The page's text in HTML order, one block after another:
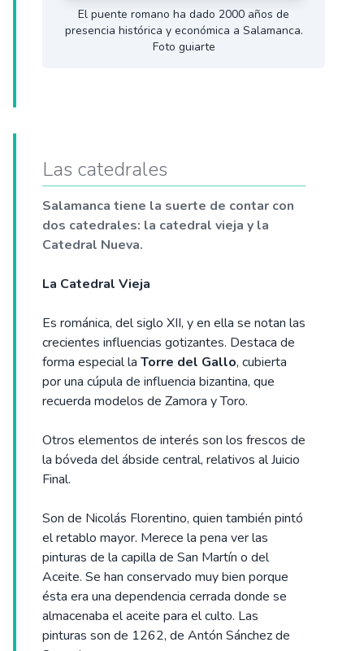
El puente romano ha dado 2000 años de
presencia histórica y económica a Salamanca.
Foto guiarte
Las catedrales
Salamanca tiene la suerte de contar con
dos catedrales: la catedral vieja y la
Catedral Nueva.
La Catedral Vieja
Es románica, del siglo XII, y en ella se notan las
crecientes influencias gotizantes. Destaca de
forma especial la Torre del Gallo, cubierta
por una cúpula de influencia bizantina, que
recuerda modelos de Zamora y Toro.
Otros elementos de interés son los frescos de
la bóveda del ábside central, relativos al Juicio
Final.
Son de Nicolás Florentino, quien también pintó
el retablo mayor. Merece la pena ver las
pinturas de la capilla de San Martín o del
Aceite. Se han conservado muy bien porque
ésta era una dependencia cerrada donde se
almacenaba el aceite para el culto. Las
pinturas son de 1262, de Antón Sánchez de